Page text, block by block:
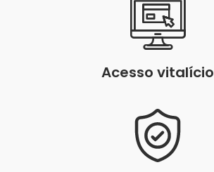
Acesso vitalício